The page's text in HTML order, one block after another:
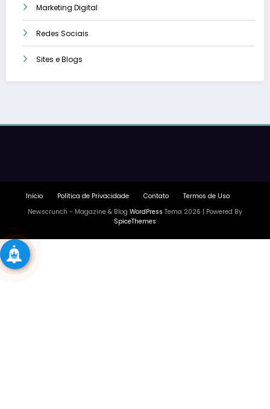
Marketing Digital
Redes Sociais
Sites e Blogs
Início Política de Privacidade Contato
Termos de Uso
Newscrunch - Magazine & Blog WordPress Tema 2026 | Powered By
SpiceThemes